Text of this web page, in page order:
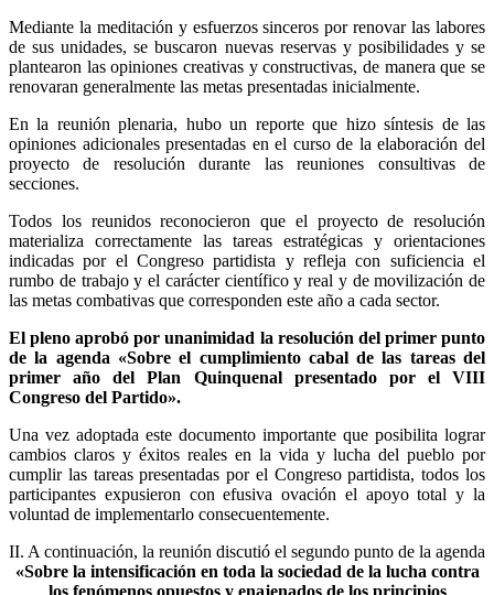
Mediante la meditación y esfuerzos sinceros por renovar las labores
de sus unidades, se buscaron nuevas reservas y posibilidades y se
plantearon las opiniones creativas y constructivas, de manera que se
renovaran generalmente las metas presentadas inicialmente.
En la reunión plenaria, hubo un reporte que hizo síntesis de las
opiniones adicionales presentadas en el curso de la elaboración del
proyecto de resolución durante las reuniones consultivas de
secciones.
Todos los reunidos reconocieron que el proyecto de resolución
materializa correctamente las tareas estratégicas y orientaciones
indicadas por el Congreso partidista y refleja con suficiencia el
rumbo de trabajo y el carácter científico y real y de movilización de
las metas combativas que corresponden este año a cada sector.
El pleno aprobó por unanimidad la resolución del primer punto
de la agenda «Sobre el cumplimiento cabal de las tareas del
primer año del Plan Quinquenal presentado por el VIII
Congreso del Partido».
Una vez adoptada este documento importante que posibilita lograr
cambios claros y éxitos reales en la vida y lucha del pueblo por
cumplir las tareas presentadas por el Congreso partidista, todos los
participantes expusieron con efusiva ovación el apoyo total y la
voluntad de implementarlo consecuentemente.
II. A continuación, la reunión discutió el segundo punto de la agenda
«Sobre la intensificación en toda la sociedad de la lucha contra
los fenómenos opuestos y enajenados de los principios